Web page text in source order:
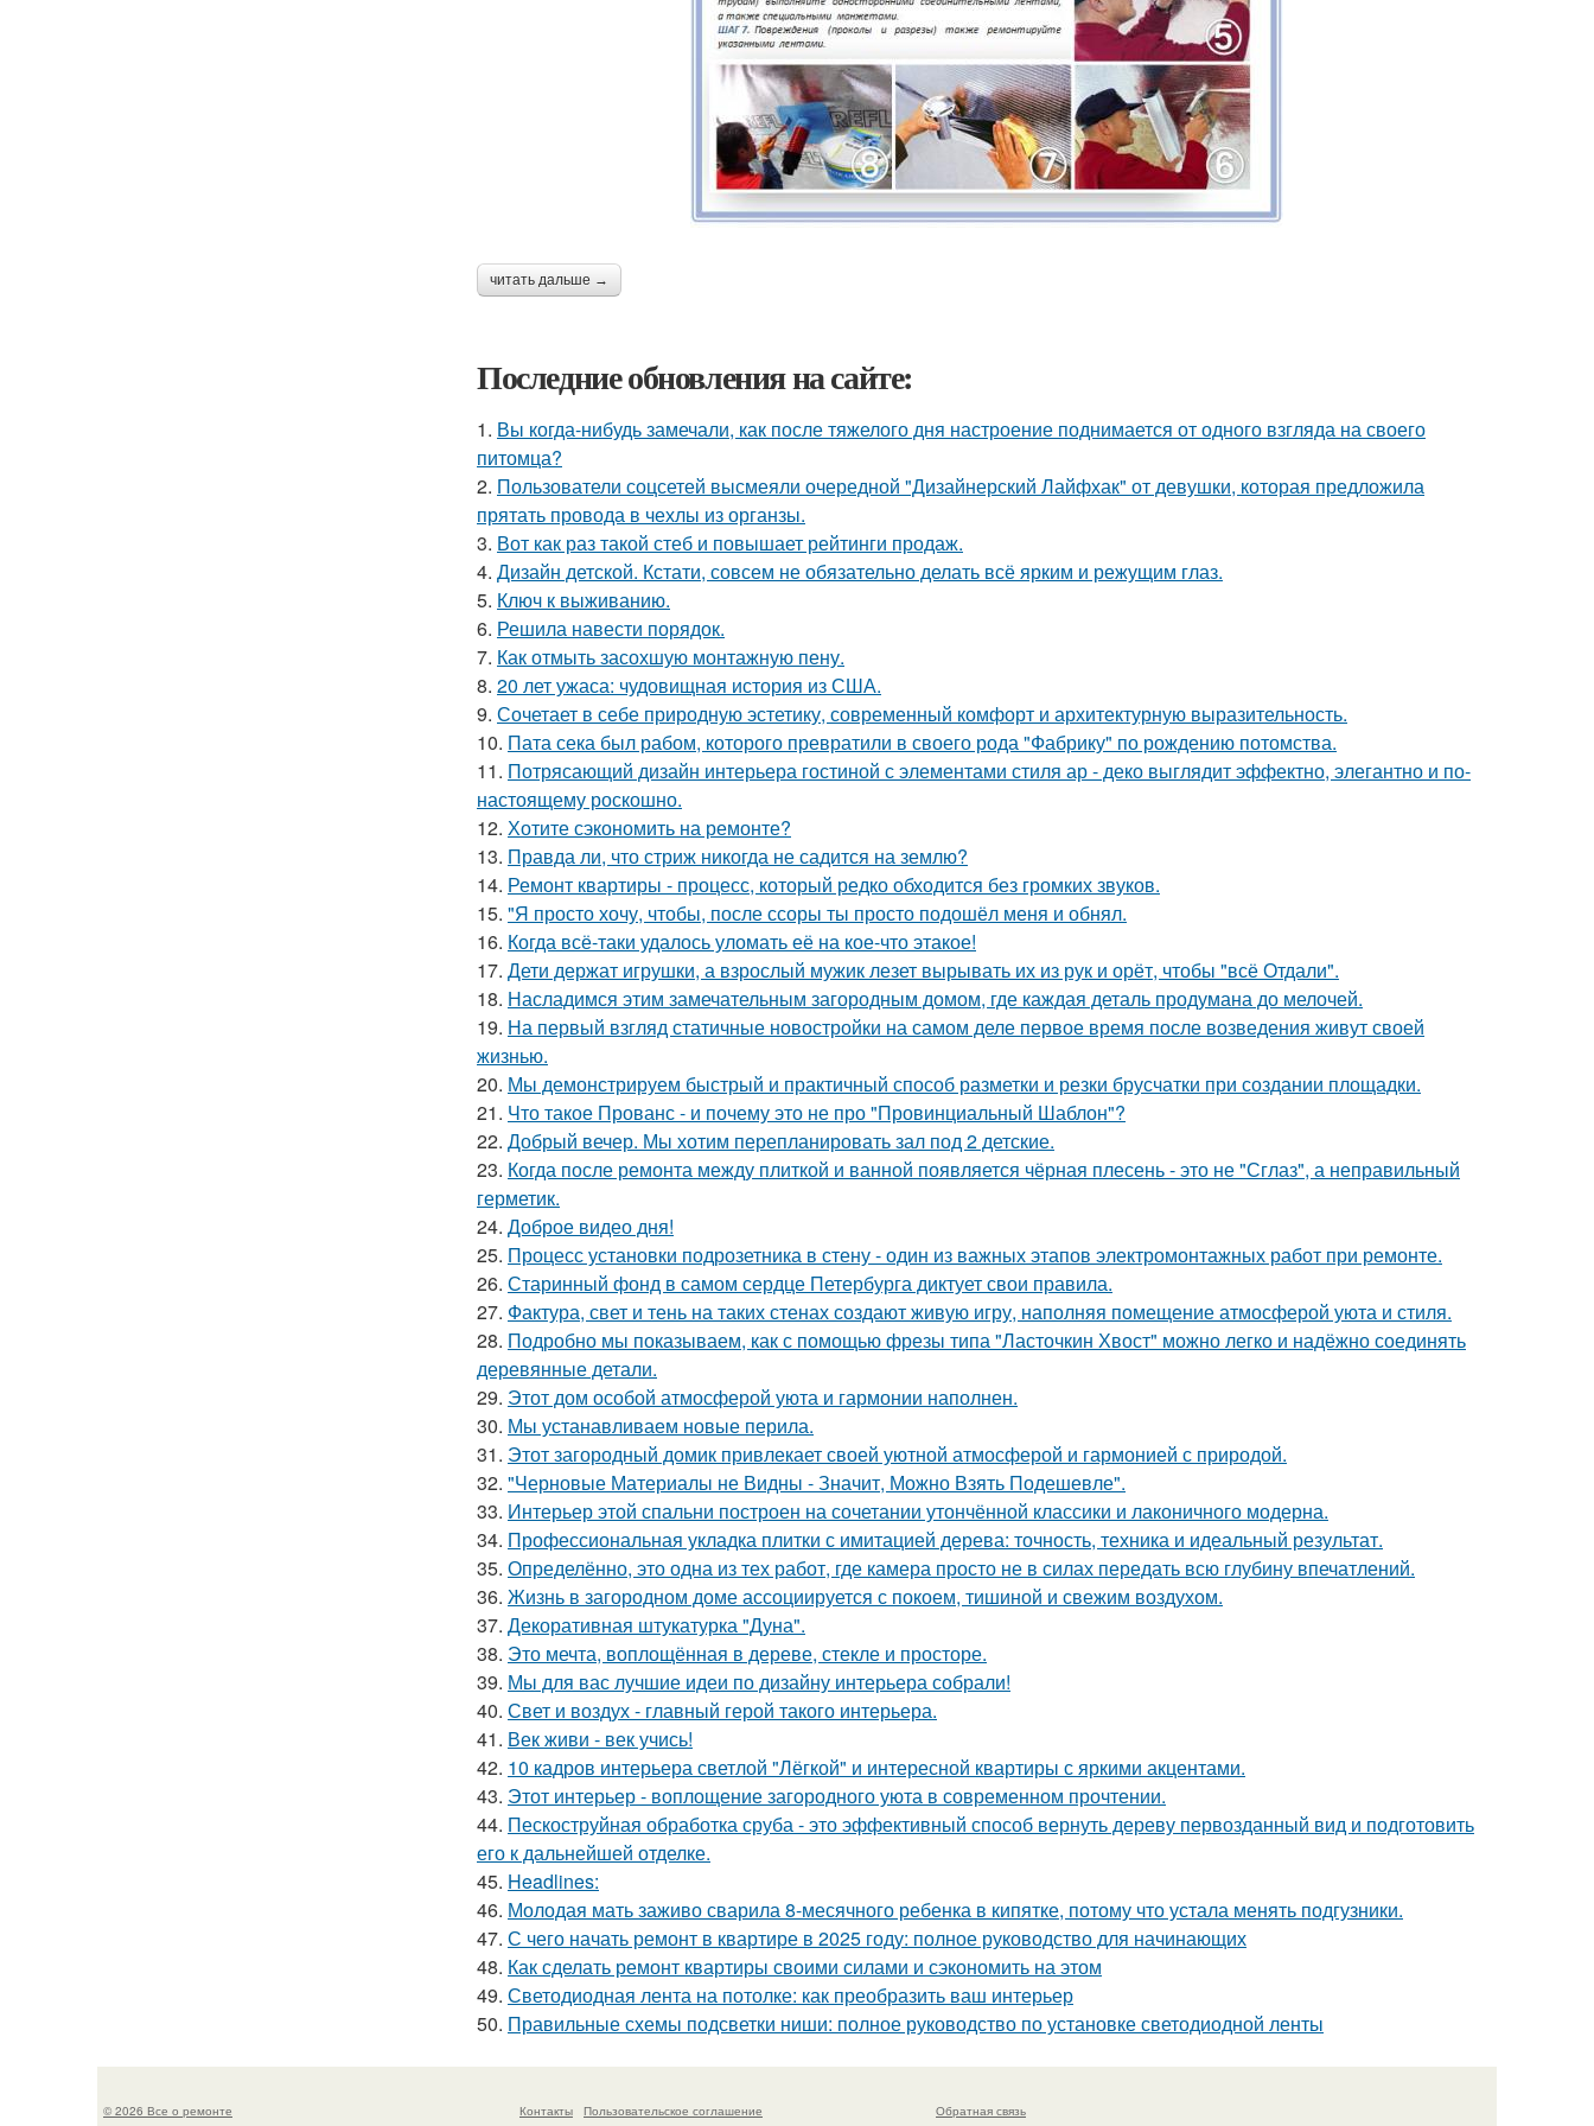
читать дальше →
Последние обновления на сайте:
1. Вы когда-нибудь замечали, как после тяжелого дня настроение поднимается от одного взгляда на своего
питомца?
2. Пользователи соцсетей высмеяли очередной "Дизайнерский Лайфхак" от девушки, которая предложила
прятать провода в чехлы из органзы.
3. Вот как раз такой стеб и повышает рейтинги продаж.
4. Дизайн детской. Кстати, совсем не обязательно делать всё ярким и режущим глаз.
5. Ключ к выживанию.
6. Решила навести порядок.
7. Как отмыть засохшую монтажную пену.
8. 20 лет ужаса: чудовищная история из США.
9. Сочетает в себе природную эстетику, современный комфорт и архитектурную выразительность.
10. Пата сека был рабом, которого превратили в своего рода "Фабрику" по рождению потомства.
11. Потрясающий дизайн интерьера гостиной с элементами стиля ар - деко выглядит эффектно, элегантно и по-
настоящему роскошно.
12. Хотите сэкономить на ремонте?
13. Правда ли, что стриж никогда не садится на землю?
14. Ремонт квартиры - процесс, который редко обходится без громких звуков.
15. "Я просто хочу, чтобы, после ссоры ты просто подошёл меня и обнял.
16. Когда всё-таки удалось уломать её на кое-что этакое!
17. Дети держат игрушки, а взрослый мужик лезет вырывать их из рук и орёт, чтобы "всё Отдали".
18. Насладимся этим замечательным загородным домом, где каждая деталь продумана до мелочей.
19. На первый взгляд статичные новостройки на самом деле первое время после возведения живут своей
жизнью.
20. Мы демонстрируем быстрый и практичный способ разметки и резки брусчатки при создании площадки.
21. Что такое Прованс - и почему это не про "Провинциальный Шаблон"?
22. Добрый вечер. Мы хотим перепланировать зал под 2 детские.
23. Когда после ремонта между плиткой и ванной появляется чёрная плесень - это не "Сглаз", а неправильный
герметик.
24. Доброе видео дня!
25. Процесс установки подрозетника в стену - один из важных этапов электромонтажных работ при ремонте.
26. Старинный фонд в самом сердце Петербурга диктует свои правила.
27. Фактура, свет и тень на таких стенах создают живую игру, наполняя помещение атмосферой уюта и стиля.
28. Подробно мы показываем, как с помощью фрезы типа "Ласточкин Хвост" можно легко и надёжно соединять
деревянные детали.
29. Этот дом особой атмосферой уюта и гармонии наполнен.
30. Мы устанавливаем новые перила.
31. Этот загородный домик привлекает своей уютной атмосферой и гармонией с природой.
32. "Черновые Материалы не Видны - Значит, Можно Взять Подешевле".
33. Интерьер этой спальни построен на сочетании утончённой классики и лаконичного модерна.
34. Профессиональная укладка плитки с имитацией дерева: точность, техника и идеальный результат.
35. Определённо, это одна из тех работ, где камера просто не в силах передать всю глубину впечатлений.
36. Жизнь в загородном доме ассоциируется с покоем, тишиной и свежим воздухом.
37. Декоративная штукатурка "Дуна".
38. Это мечта, воплощённая в дереве, стекле и просторе.
39. Мы для вас лучшие идеи по дизайну интерьера собрали!
40. Свет и воздух - главный герой такого интерьера.
41. Век живи - век учись!
42. 10 кадров интерьера светлой "Лёгкой" и интересной квартиры с яркими акцентами.
43. Этот интерьер - воплощение загородного уюта в современном прочтении.
44. Пескоструйная обработка сруба - это эффективный способ вернуть дереву первозданный вид и подготовить
его к дальнейшей отделке.
45. Headlines:
46. Молодая мать заживо сварила 8-месячного ребенка в кипятке, потому что устала менять подгузники.
47. С чего начать ремонт в квартире в 2025 году: полное руководство для начинающих
48. Как сделать ремонт квартиры своими силами и сэкономить на этом
49. Светодиодная лента на потолке: как преобразить ваш интерьер
50. Правильные схемы подсветки ниши: полное руководство по установке светодиодной ленты
© 2026 Все о ремонте Контакты Пользовательское соглашение Обратная связь